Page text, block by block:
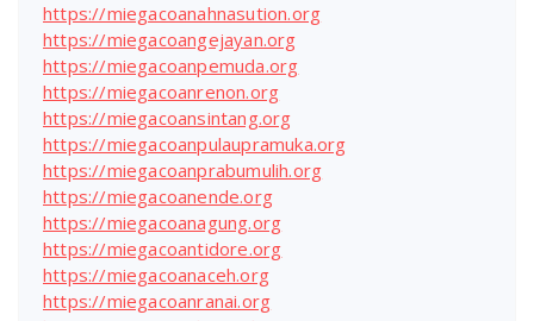
https://miegacoanahnasution.org
https://miegacoangejayan.org
https://miegacoanpemuda.org
https://miegacoanrenon.org
https://miegacoansintang.org
https://miegacoanpulaupramuka.org
https://miegacoanprabumulih.org
https://miegacoanende.org
https://miegacoanagung.org
https://miegacoantidore.org
https://miegacoanaceh.org
https://miegacoanranai.org